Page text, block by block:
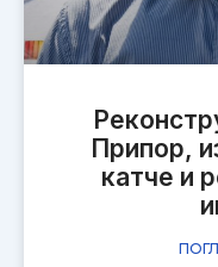
Припор,
катче и